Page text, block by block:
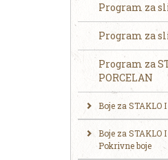
Program za
Program za
Program za
PORCELAN
Boje za STAKLO
Boje za STAKLO
Pokrivne boje